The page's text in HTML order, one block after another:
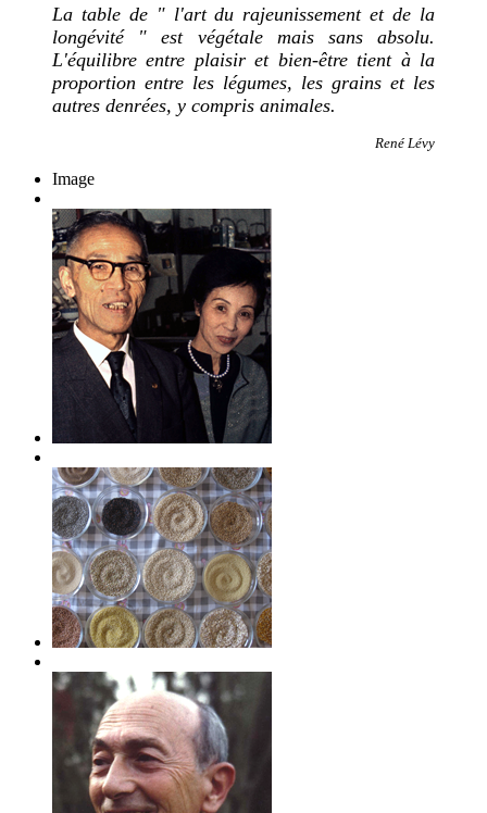
La table de " l'art du rajeunissement et de la
longévité " est végétale mais sans absolu.
L'équilibre entre plaisir et bien-être tient à la
proportion entre les légumes, les grains et les
autres denrées, y compris animales.
René Lévy
Image